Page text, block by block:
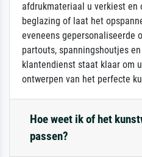
afdrukmateriaal u verkiest en
beglazing of laat het
eveneens gepersonaliseerde
partouts, spanningshoutjes
klantendienst staat klaar om
ontwerpen van het perfecte
Hoe weet ik of het
passen?